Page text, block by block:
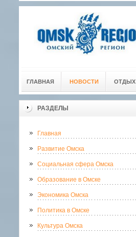
ГЛАВНАЯ НОВОСТИ ОТДЫХ
РАЗДЕЛЫ
Главная
Развитие Омска
Социальная сфера Омска
Образование в Омске
Экономика Омска
Политика в Омске
Культура Омска